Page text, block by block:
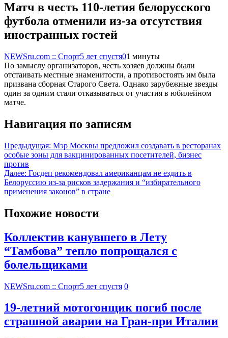
Матч в честь 110-летия белорусского
футбола отменили из-за отсутствия
иностранных гостей
NEWSru.com :: Спорт5 лет спустя01 минуты
По замыслу организаторов, честь хозяев должны были
отстаивать местные знаменитости, а противостоять им была
призвана сборная Старого Света. Однако зарубежные звезды
один за одним стали отказываться от участия в юбилейном
матче.
Навигация по записям
Предыдущая: Мэр Москвы предложил создавать в ресторанах
особые зоны для вакцинированных посетителей, бизнес
против
Далее: Госдеп рекомендовал американцам не ездить в
Белоруссию из-за рисков задержания и “избирательного
применения законов” в стране
Похожие новости
Коллектив канувшего в Лету
“Тамбова” тепло попрощался с
болельщиками
NEWSru.com :: Спорт5 лет спустя 0
19-летний мотогонщик погиб после
страшной аварии на Гран-при Италии